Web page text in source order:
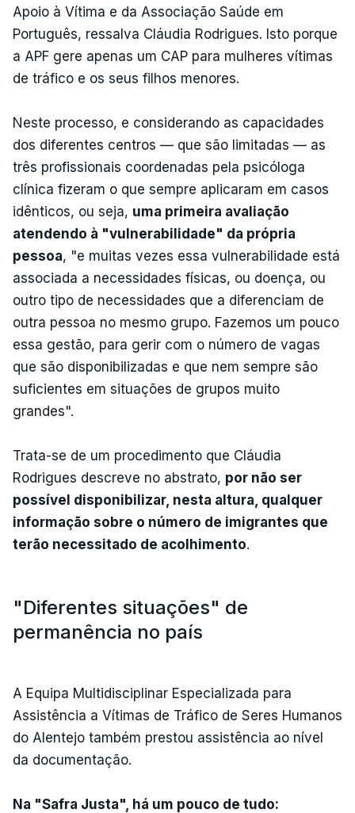
Apoio à Vítima e da Associação Saúde em
Português, ressalva Cláudia Rodrigues. Isto porque
a APF gere apenas um CAP para mulheres vítimas
de tráfico e os seus filhos menores.
Neste processo, e considerando as capacidades
dos diferentes centros — que são limitadas — as
três profissionais coordenadas pela psicóloga
clínica fizeram o que sempre aplicaram em casos
idênticos, ou seja, uma primeira avaliação
atendendo à "vulnerabilidade" da própria
pessoa, "e muitas vezes essa vulnerabilidade está
associada a necessidades físicas, ou doença, ou
outro tipo de necessidades que a diferenciam de
outra pessoa no mesmo grupo. Fazemos um pouco
essa gestão, para gerir com o número de vagas
que são disponibilizadas e que nem sempre são
suficientes em situações de grupos muito
grandes".
Trata-se de um procedimento que Cláudia
Rodrigues descreve no abstrato, por não ser
possível disponibilizar, nesta altura, qualquer
informação sobre o número de imigrantes que
terão necessitado de acolhimento.
"Diferentes situações" de
permanência no país
A Equipa Multidisciplinar Especializada para
Assistência a Vítimas de Tráfico de Seres Humanos
do Alentejo também prestou assistência ao nível
da documentação.
Na "Safra Justa", há um pouco de tudo: